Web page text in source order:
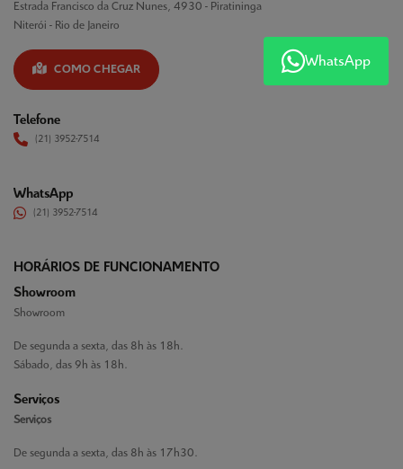
Estrada Francisco da Cruz Nunes, 4930 - Piratininga
Niterói - Rio de Janeiro
COMO CHEGAR
Telefone
(21) 3952-7514
WhatsApp
(21) 3952-7514
HORÁRIOS DE FUNCIONAMENTO
Showroom
Showroom
De segunda a sexta, das 8h às 18h.
Sábado, das 9h às 18h.
Serviços
Serviços
De segunda a sexta, das 8h às 17h30.
WhatsApp